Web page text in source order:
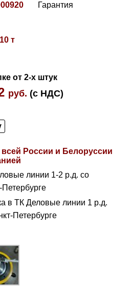
Гарантия
т
от 2-х штук
руб.(с НДС)
всей России и Белоруссии
линии 1-2 р.д. со
Петербурге
в ТК Деловые линии 1 р.д.
Петербурге